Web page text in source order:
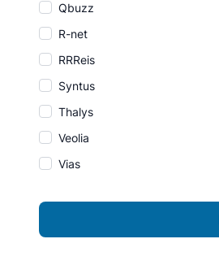
Qbuzz
R-net
RRReis
Syntus
Thalys
Veolia
Vias